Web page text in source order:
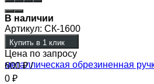
В наличии
Артикул: СК-1600
Купить в 1 клик
Цена по запросу
600₽/
0 ₽